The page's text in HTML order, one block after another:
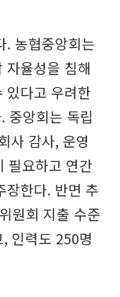
. 농협중앙회는
자율성을 침해
있다고 우려한
중앙회는 독립
사 감사, 운영
필요하고 연간
장한다. 반면 추
원회 지출 수준
인력도 250명